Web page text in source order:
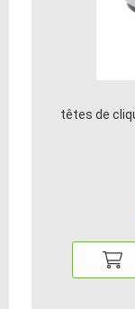
têtes de